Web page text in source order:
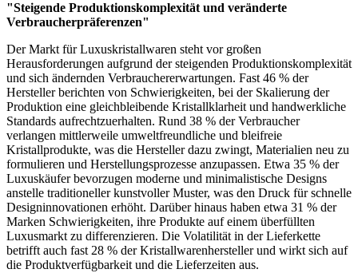
"Steigende Produktionskomplexität und veränderte
Verbraucherpräferenzen"
Der Markt für Luxuskristallwaren steht vor großen
Herausforderungen aufgrund der steigenden Produktionskomplexität
und sich ändernden Verbrauchererwartungen. Fast 46 % der
Hersteller berichten von Schwierigkeiten, bei der Skalierung der
Produktion eine gleichbleibende Kristallklarheit und handwerkliche
Standards aufrechtzuerhalten. Rund 38 % der Verbraucher
verlangen mittlerweile umweltfreundliche und bleifreie
Kristallprodukte, was die Hersteller dazu zwingt, Materialien neu zu
formulieren und Herstellungsprozesse anzupassen. Etwa 35 % der
Luxuskäufer bevorzugen moderne und minimalistische Designs
anstelle traditioneller kunstvoller Muster, was den Druck für schnelle
Designinnovationen erhöht. Darüber hinaus haben etwa 31 % der
Marken Schwierigkeiten, ihre Produkte auf einem überfüllten
Luxusmarkt zu differenzieren. Die Volatilität in der Lieferkette
betrifft auch fast 28 % der Kristallwarenhersteller und wirkt sich auf
die Produktverfügbarkeit und die Lieferzeiten aus.